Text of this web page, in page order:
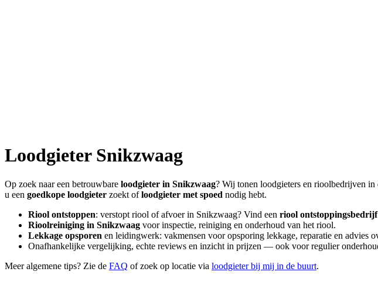
Loodgieter Snikzwaag
Op zoek naar een betrouwbare loodgieter in Snikzwaag? Wij tonen loodgieters en rioolbedrijven in
u een goedkope loodgieter zoekt ofloodgieter met spoed nodig hebt.
Riool ontstoppen: verstopt riool of afvoer in Snikzwaag? Vind een riool ontstoppingsbedrijf
Rioolreiniging in Snikzwaag voor inspectie, reiniging en onderhoud van het riool.
Lekkage opsporen en leidingwerk: vakmensen voor opsporing lekkage, reparatie en advies
Onafhankelijke vergelijking, echte reviews en inzicht in prijzen — ook voor regulier
Meer algemene tips? Zie de FAQ of zoek op locatie via loodgieter bij mij in de buurt.